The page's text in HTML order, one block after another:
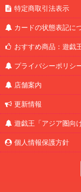
特定商取引法表示
カードの状態表記に
おすすめ商品：遊戯
プライバシーポリシ
店舗案内
更新情報
遊戯王「アジア圏向
個人情報保護方針